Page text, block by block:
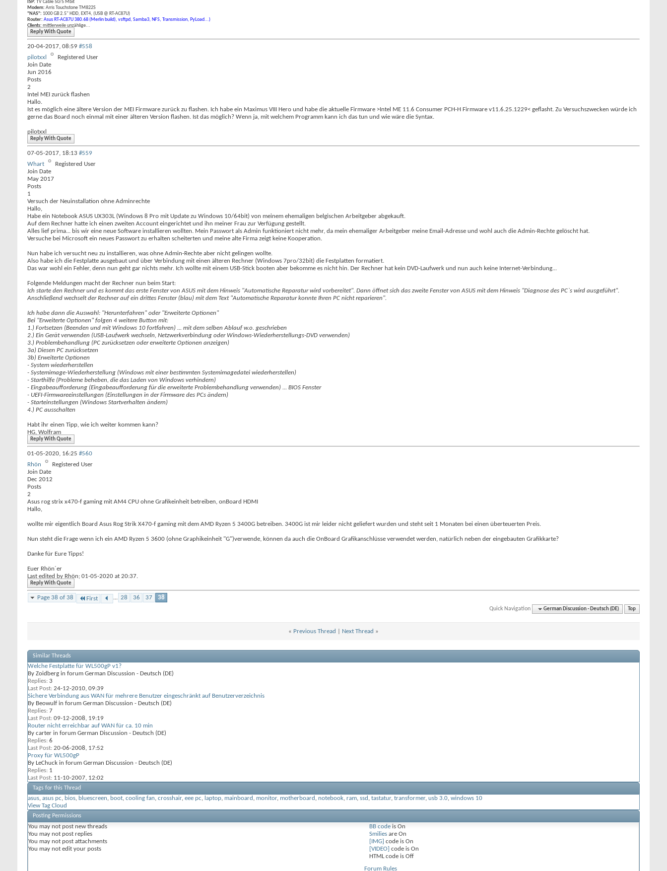
ISP: TV Cable 50/5 Mbit
Modem: Arris Touchstone TM822S
"NAS": 1000 GB 2.5" HDD, EXT4, (USB @ RT-AC87U)
Router: Asus RT-AC87U 380.68 (Merlin build), vsftpd, Samba3, NFS, Transmission, PyLoad...)
Clients: mittlerweile unzählige...
Reply With Quote
20-04-2017, 08:59 #558
pilotxxl
Registered User
Join Date
Jun 2016
Posts
2
Intel MEI zurück flashen
Hallo.
Ist es möglich eine ältere Version der MEI Firmware zurück zu flashen. Ich habe ein Maximus VIII Hero und habe die aktuelle Firmware >Intel ME 11.6 Consumer PCH-H Firmware v11.6.25.1229< geflasht. Zu Versuchszwecken würde ich
gerne das Board noch einmal mit einer älteren Version flashen. Ist das möglich? Wenn ja, mit welchem Programm kann ich das tun und wie wäre die Syntax.
pilotxxl
Reply With Quote
07-05-2017, 18:13 #559
Whart
Registered User
Join Date
May 2017
Posts
1
Versuch der Neuinstallation ohne Adminrechte
Hallo,
Habe ein Notebook ASUS UX303L (Windows 8 Pro mit Update zu Windows 10/64bit) von meinem ehemaligen belgischen Arbeitgeber abgekauft.
Auf dem Rechner hatte ich einen zweiten Account eingerichtet und ihn meiner Frau zur Verfügung gestellt.
Alles lief prima... bis wir eine neue Software installieren wollten. Mein Passwort als Admin funktioniert nicht mehr, da mein ehemaliger Arbeitgeber meine Email-Adresse und wohl auch die Admin-Rechte gelöscht hat.
Versuche bei Microsoft ein neues Passwort zu erhalten scheiterten und meine alte Firma zeigt keine Kooperation.
Nun habe ich versucht neu zu installieren, was ohne Admin-Rechte aber nicht gelingen wollte.
Also habe ich die Festplatte ausgebaut und über Verbindung mit einen älteren Rechner (Windows 7pro/32bit) die Festplatten formatiert.
Das war wohl ein Fehler, denn nun geht gar nichts mehr. Ich wollte mit einem USB-Stick booten aber bekomme es nicht hin. Der Rechner hat kein DVD-Laufwerk und nun auch keine Internet-Verbindung...
Folgende Meldungen macht der Rechner nun beim Start:
Ich starte den Rechner und es kommt das erste Fenster von ASUS mit dem Hinweis "Automatische Reparatur wird vorbereitet". Dann öffnet sich das zweite Fenster von ASUS mit dem Hinweis "Diagnose des PC`s wird ausgeführt".
Anschließend wechselt der Rechner auf ein drittes Fenster (blau) mit dem Text "Automatische Reparatur konnte Ihren PC nicht reparieren".
Ich habe dann die Auswahl: "Herunterfahren" oder "Erweiterte Optionen"
Bei "Erweiterte Optionen" folgen 4 weitere Button mit:
1.) Fortsetzen (Beenden und mit Windows 10 fortfahren) ... mit dem selben Ablauf w.o. geschrieben
2.) Ein Gerät verwenden (USB-Laufwerk wechseln, Netzwerkverbindung oder Windows-Wiederherstellungs-DVD verwenden)
3.) Problembehandlung (PC zurücksetzen oder erweiterte Optionen anzeigen)
3a) Diesen PC zurücksetzen
3b) Erweiterte Optionen
- System wiederherstellen
- Systemimage-Wiederherstellung (Windows mit einer bestimmten Systemimagedatei wiederherstellen)
- Starthilfe (Probleme beheben, die das Laden von Windows verhindern)
- Eingabeaufforderung (Eingabeaufforderung für die erweiterte Problembehandlung verwenden) ... BIOS Fenster
- UEFI-Firmwareeinstellungen (Einstellungen in der Firmware des PCs ändern)
- Starteinstellungen (Windows Startverhalten ändern)
4.) PC ausschalten
Habt ihr einen Tipp, wie ich weiter kommen kann?
HG, Wolfram
Reply With Quote
01-05-2020, 16:25 #560
Rhön
Registered User
Join Date
Dec 2012
Posts
2
Asus rog strix x470-f gaming mit AM4 CPU ohne Grafikeinheit betreiben, onBoard HDMI
Hallo,
wollte mir eigentlich Board Asus Rog Strik X470-f gaming mit dem AMD Ryzen 5 3400G betreiben. 3400G ist mir leider nicht geliefert wurden und steht seit 1 Monaten bei einen überteuerten Preis.
Nun steht die Frage wenn ich ein AMD Ryzen 5 3600 (ohne Graphikeinheit "G")verwende, können da auch die OnBoard Grafikanschlüsse verwendet werden, natürlich neben der eingebauten Grafikkarte?
Danke für Eure Tipps!
Euer Rhön´er
Last edited by Rhön; 01-05-2020 at 20:37.
Reply With Quote
Page 38 of 38 First ... 28 36 37 38
Quick Navigation German Discussion - Deutsch (DE) Top
« Previous Thread Next Thread »
Similar Threads
Welche Festplatte für WL500gP v1?
By Zoidberg in forum German Discussion - Deutsch (DE)
Replies: 3
Last Post: 24-12-2010, 09:39
Sichere Verbindung aus WAN für mehrere Benutzer eingeschränkt auf Benutzerverzeichnis
By Beowulf in forum German Discussion - Deutsch (DE)
Replies: 7
Last Post: 09-12-2008, 19:19
Router nicht erreichbar auf WAN für ca. 10 min
By carter in forum German Discussion - Deutsch (DE)
Replies: 6
Last Post: 20-06-2008, 17:52
Proxy für WL500gP
By LeChuck in forum German Discussion - Deutsch (DE)
Replies: 1
Last Post: 11-10-2007, 12:02
Tags for this Thread
asus, asus pc, bios, bluescreen, boot, cooling fan, crosshair, eee pc, laptop, mainboard , monitor, motherboard , notebook, ram, ssd , tastatur, transformer, usb 3.0, windows 10
View Tag Cloud
Posting Permissions
You may not post new threads
You may not post replies
You may not post attachments
You may not edit your posts
BB codeis On
Smiliesare On
[IMG] code is On
[VIDEO] code is On
HTML code is Off
Forum Rules